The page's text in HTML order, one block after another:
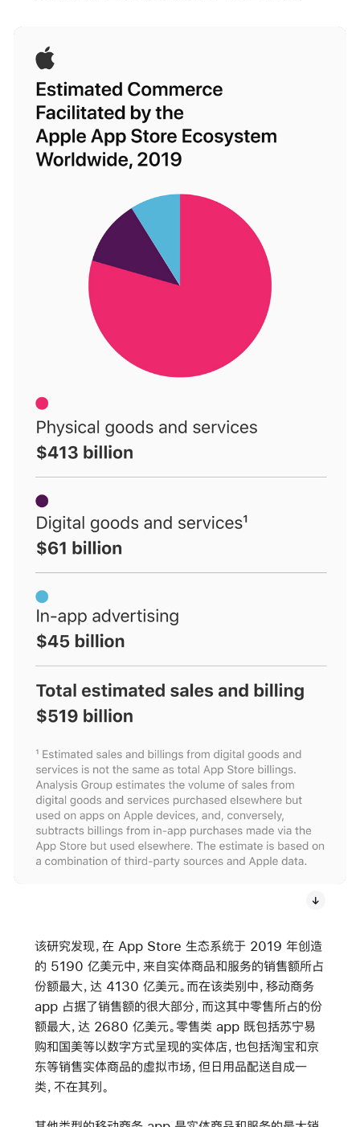
该研究发现，在 App Store 生态系统于 2019 年创造
的 5190 亿美元中，来自实体商品和服务的销售额所占
份额最大，达 4130 亿美元。而在该类别中，移动商务
app 占据了销售额的很大部分，而这其中零售所占的份
额最大，达 2680 亿美元。零售类 app 既包括苏宁易
购和国美等以数字方式呈现的实体店，也包括淘宝和京
东等销售实体商品的虚拟市场，但日用品配送自成一
类，不在其列。